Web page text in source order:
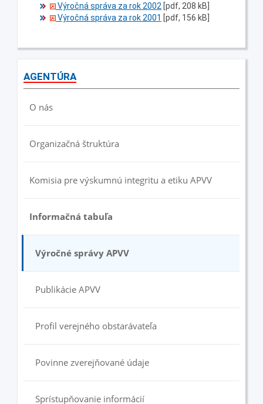
Výročná správa za rok 2002 [pdf, 208 kB]
Výročná správa za rok 2001 [pdf, 156 kB]
AGENTÚRA
O nás
Organizačná štruktúra
Komisia pre výskumnú integritu a etiku APVV
Informačná tabuľa
Výročné správy APVV
Publikácie APVV
Profil verejného obstarávateľa
Povinne zverejňované údaje
Sprístupňovanie informácií